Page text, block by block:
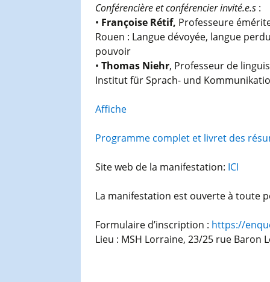
Conférencière et conférencier invité.e.s:
• Françoise Rétif, Professeure
Rouen : Langue dévoyée, langue
pouvoir
• Thomas Niehr, Professeur de
Institut für Sprach- und
Affiche
Programme complet et livret des
Site web de la manifestation: ICI
La manifestation est ouverte à toute
Formulaire d’inscription : https://
Lieu : MSH Lorraine, 23/25 rue Baron